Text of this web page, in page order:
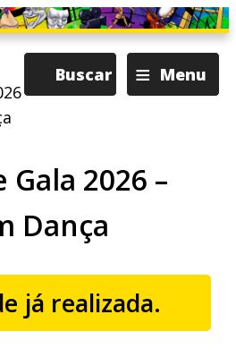
≡ Menu
Buscar
2026 –
Dança
já realizada.